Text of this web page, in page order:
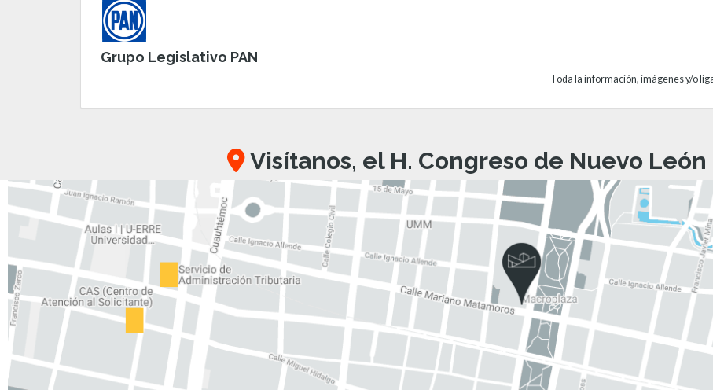
Grupo Legislativo PAN
Toda la información, imágenes y/o
Visítanos, el H. Congreso de Nuevo León